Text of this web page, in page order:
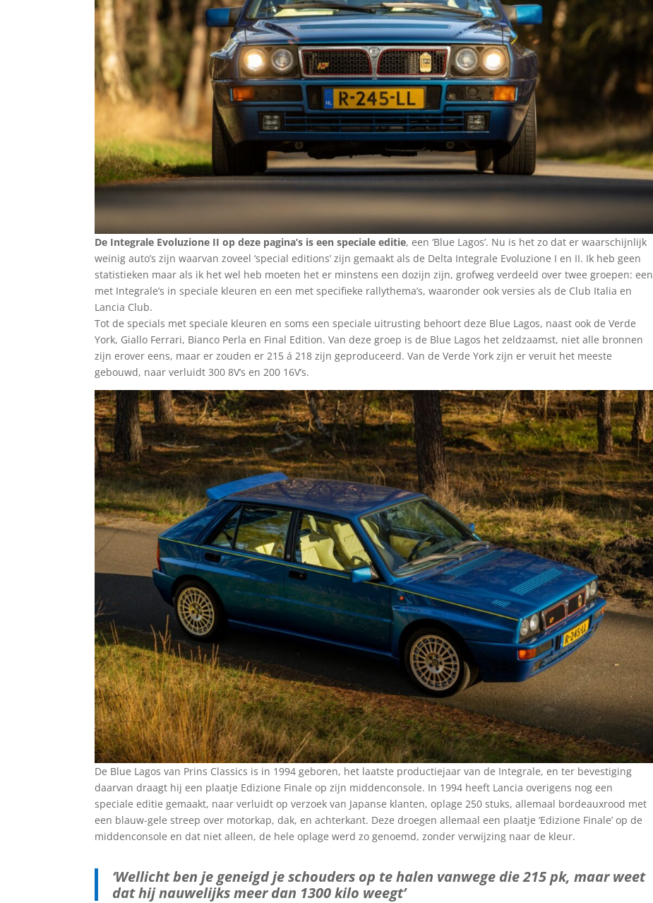
De Integrale Evoluzione II op deze pagina’s is een speciale editie, een ‘Blue Lagos’. Nu is het zo dat er waarschijnlijk
weinig auto’s zijn waarvan zoveel ‘special editions’ zijn gemaakt als de Delta Integrale Evoluzione I en II. Ik heb geen
statistieken maar als ik het wel heb moeten het er minstens een dozijn zijn, grofweg verdeeld over twee groepen: een
met Integrale’s in speciale kleuren en een met specifieke rallythema’s, waaronder ook versies als de Club Italia en
Lancia Club.
Tot de specials met speciale kleuren en soms een speciale uitrusting behoort deze Blue Lagos, naast ook de Verde
York, Giallo Ferrari, Bianco Perla en Final Edition. Van deze groep is de Blue Lagos het zeldzaamst, niet alle bronnen
zijn erover eens, maar er zouden er 215 á 218 zijn geproduceerd. Van de Verde York zijn er veruit het meeste
gebouwd, naar verluidt 300 8V’s en 200 16V’s.
De Blue Lagos van Prins Classics is in 1994 geboren, het laatste productiejaar van de Integrale, en ter bevestiging
daarvan draagt hij een plaatje Edizione Finale op zijn middenconsole. In 1994 heeft Lancia overigens nog een
speciale editie gemaakt, naar verluidt op verzoek van Japanse klanten, oplage 250 stuks, allemaal bordeauxrood met
een blauw-gele streep over motorkap, dak, en achterkant. Deze droegen allemaal een plaatje ‘Edizione Finale’ op de
middenconsole en dat niet alleen, de hele oplage werd zo genoemd, zonder verwijzing naar de kleur.
‘Wellicht ben je geneigd je schouders op te halen vanwege die 215 pk, maar weet
dat hij nauwelijks meer dan 1300 kilo weegt’